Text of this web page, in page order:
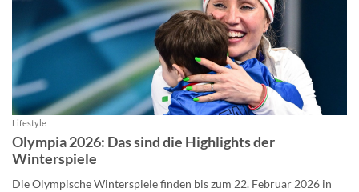
Lifestyle
Olympia 2026: Das sind die Highlights der
Winterspiele
Die Olympische Winterspiele finden bis zum 22. Februar 2026 in